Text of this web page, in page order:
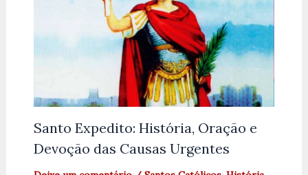
Santo Expedito: História, Oração e
Devoção das Causas Urgentes